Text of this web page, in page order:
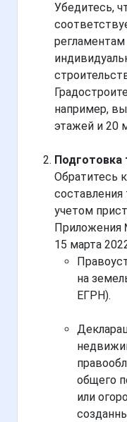
Убедитесь,
например,
этажей и 20
Подготовка
Обратитесь
составления
учетом
Приложения
15 марта
на
ЕГРН).
общего
или